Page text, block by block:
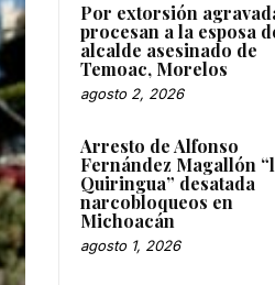
Por extorsión
procesan a la esposa
alcalde asesinado de
Temoac, Morelos
agosto 2, 2026
Arresto de Alfonso
Fernández Magallón
Quiringua” desatada
narcobloqueos en
Michoacán
agosto 1, 2026